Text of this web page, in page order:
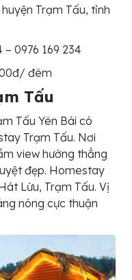
Trạm Tấu, tỉnh
– 0976 169 234
đêm
Tấu
Tấu Yên Bái có
Trạm Tấu. Nơi
view hướng thẳng
đẹp. Homestay
Lừu, Trạm Tấu. Vị
nóng cực thuận